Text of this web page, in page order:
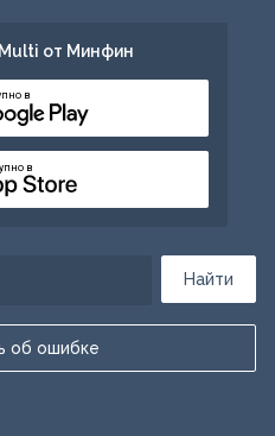
Найти
об ошибке
от Минфин
в
в